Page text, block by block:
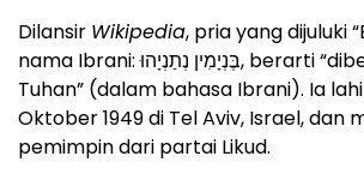
Dilansir Wikipedia, pria yang dijuluki
nama Ibrani: בֶּנְיָמִין נְתַנְיָהוּ, berarti “diberikan oleh
Tuhan” (dalam bahasa Ibrani). Ia
Oktober 1949 di Tel Aviv, Israel, dan
pemimpin dari partai Likud.